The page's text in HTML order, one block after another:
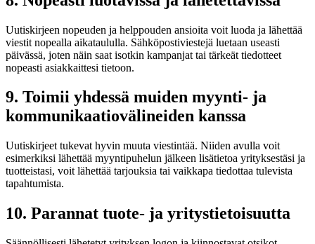
Uutiskirjeen nopeuden ja helppouden ansioita voit luoda ja lähettää
viestit nopealla aikataululla. Sähköpostiviestejä luetaan useasti
päivässä, joten näin saat isotkin kampanjat tai tärkeät tiedotteet
nopeasti asiakkaittesi tietoon.
9. Toimii yhdessä muiden myynti- ja
kommunikaatiovälineiden kanssa
Uutiskirjeet tukevat hyvin muuta viestintää. Niiden avulla voit
esimerkiksi lähettää myyntipuhelun jälkeen lisätietoa yrityksestäsi ja
tuotteistasi, voit lähettää tarjouksia tai vaikkapa tiedottaa tulevista
tapahtumista.
10. Parannat tuote- ja yritystietoisuutta